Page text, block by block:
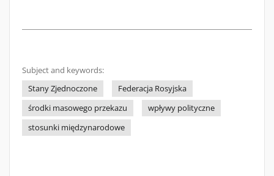
Subject and keywords:
Stany Zjednoczone
Federacja Rosyjska
środki masowego przekazu
wpływy polityczne
stosunki międzynarodowe